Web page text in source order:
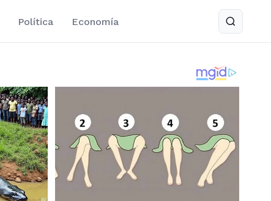
Política Economía